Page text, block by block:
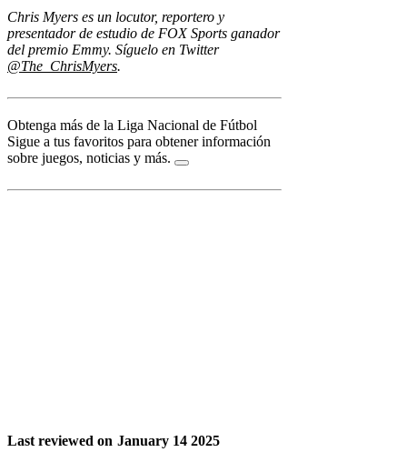
Chris Myers es un locutor, reportero y
presentador de estudio de FOX Sports ganador
del premio Emmy. Síguelo en Twitter
@The_ChrisMyers.
Obtenga más de la Liga Nacional de Fútbol
Sigue a tus favoritos para obtener información
sobre juegos, noticias y más.
Last reviewed on January 14 2025